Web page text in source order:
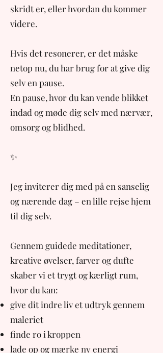
skridt er, eller hvordan du kommer
videre.
Hvis det resonerer, er det måske
netop nu, du har brug for at give dig
selv en pause.
En pause, hvor du kan vende blikket
indad og møde dig selv med nærvær,
omsorg og blidhed.
✨
Jeg inviterer dig med på en sanselig
og nærende dag – en lille rejse hjem
til dig selv.
Gennem guidede meditationer,
kreative øvelser, farver og dufte
skaber vi et trygt og kærligt rum,
hvor du kan:
give dit indre liv et udtryk gennem
maleriet
finde ro i kroppen
lade op og mærke ny energi